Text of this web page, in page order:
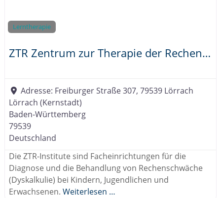
Lerntherapie
ZTR Zentrum zur Therapie der Rechenschwaeche
Adresse: Freiburger Straße 307, 79539 Lörrach
Lörrach (Kernstadt)
Baden-Württemberg
79539
Deutschland
Die ZTR-Institute sind Facheinrichtungen für die
Diagnose und die Behandlung von Rechenschwäche
(Dyskalkulie) bei Kindern, Jugendlichen und
Erwachsenen. Weiterlesen …